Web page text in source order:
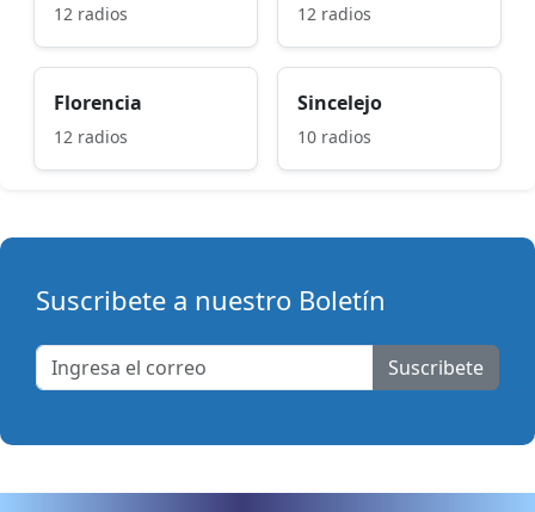
12 radios 12 radios
Florencia
12 radios
Sincelejo
10 radios
Suscribete a nuestro Boletín
Suscribete